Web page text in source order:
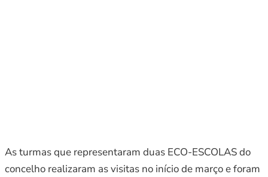
As turmas que representaram duas ECO-ESCOLAS do
concelho realizaram as visitas no início de março e foram